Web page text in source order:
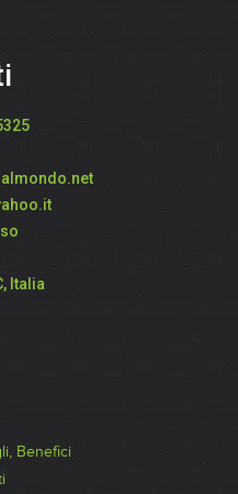
Italia
Benefici